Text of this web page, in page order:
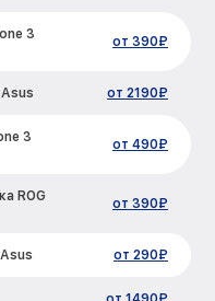
3
от 390₽
от 2190₽
3
от 490₽
ROG
от 390₽
от 290₽